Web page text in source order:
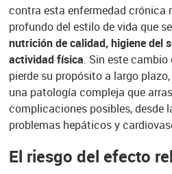
contra esta enfermedad crónica
profundo del estilo de vida que
nutrición de calidad, higiene del
actividad física. Sin este
pierde su propósito a largo
una patología compleja que
complicaciones posibles, desde
problemas hepáticos y
El riesgo del efecto